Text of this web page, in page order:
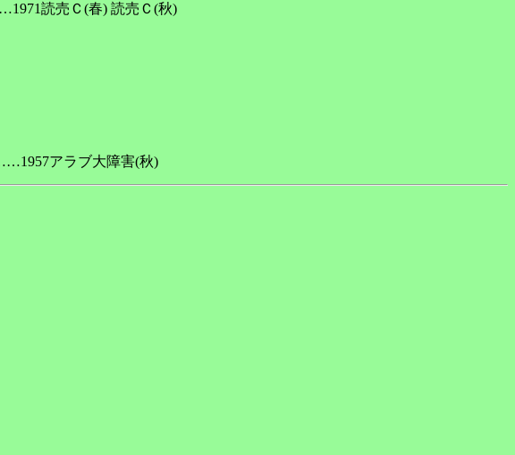
売Ｃ(春) 読売Ｃ(秋)